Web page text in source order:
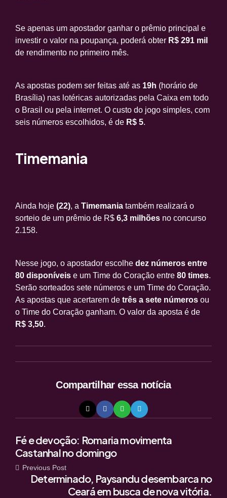
Se apenas um apostador ganhar o prêmio principal e
investir o valor na poupança, poderá obter R$ 291 mil
de rendimento no primeiro mês.
As apostas podem ser feitas até as 19h (horário de
Brasília) nas lotéricas autorizadas pela Caixa em todo
o Brasil ou pela internet. O custo do jogo simples, com
seis números escolhidos, é de R$ 5.
Timemania
Ainda hoje (22), a Timemania também realizará o
sorteio de um prêmio de R$ 6,3 milhões no concurso
2.158.
Nesse jogo, o apostador escolhe dez números entre
80 disponíveis e um Time do Coração entre 80 times.
Serão sorteados sete números e um Time do Coração.
As apostas que acertarem de três a sete números ou
o Time do Coração ganham. O valor da aposta é de
R$ 3,50.
Compartilhar essa notícia
Post
navigation
Fé e devoção: Romaria movimenta
Castanhal no domingo
Previous Post
Determinado, Paysandu desembarca no
Ceará em busca de nova vitória.